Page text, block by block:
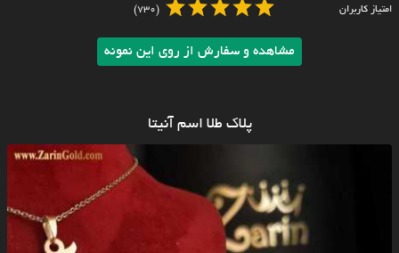
امتیاز کاربران (730)
مشاهده و سفارش از روی این نمونه
پلاک طلا اسم آنیتا